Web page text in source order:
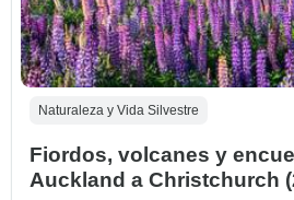
Naturaleza y Vida Silvestre
Fiordos, volcanes y
Auckland a Christchurch